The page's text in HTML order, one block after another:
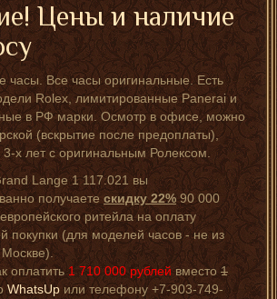
Цены и наличие
часы. Все часы оригинальные. Есть
Rolex, лимитированные Panerai и
в РФ марки. Осмотр в офисе, можно
(вскрытие после предоплаты),
х лет с оригинальным Ролексом.
Lange 1 117.021 вы
получаете скидку 22%90 000
ритейла на оплату
покупки (для моделей часов - не из
оплатить1 710 000 рублейвместо 1
WhatsUp или телефону +7-903-749-